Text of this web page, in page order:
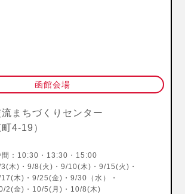
函館会場
まちづくりセンター
4-19）
間：10:30・13:30・15:00
木)・9/8(火)・9/10(木)・9/15(火)・
木)・9/25(金)・9/30（水）・
2(金)・10/5(月)・10/8(木)